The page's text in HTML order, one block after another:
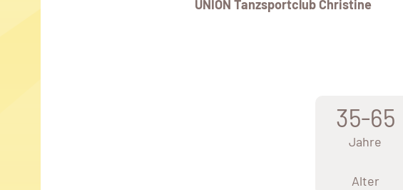
UNION Tanzsportclub Christine
35-65
Jahre
Alter